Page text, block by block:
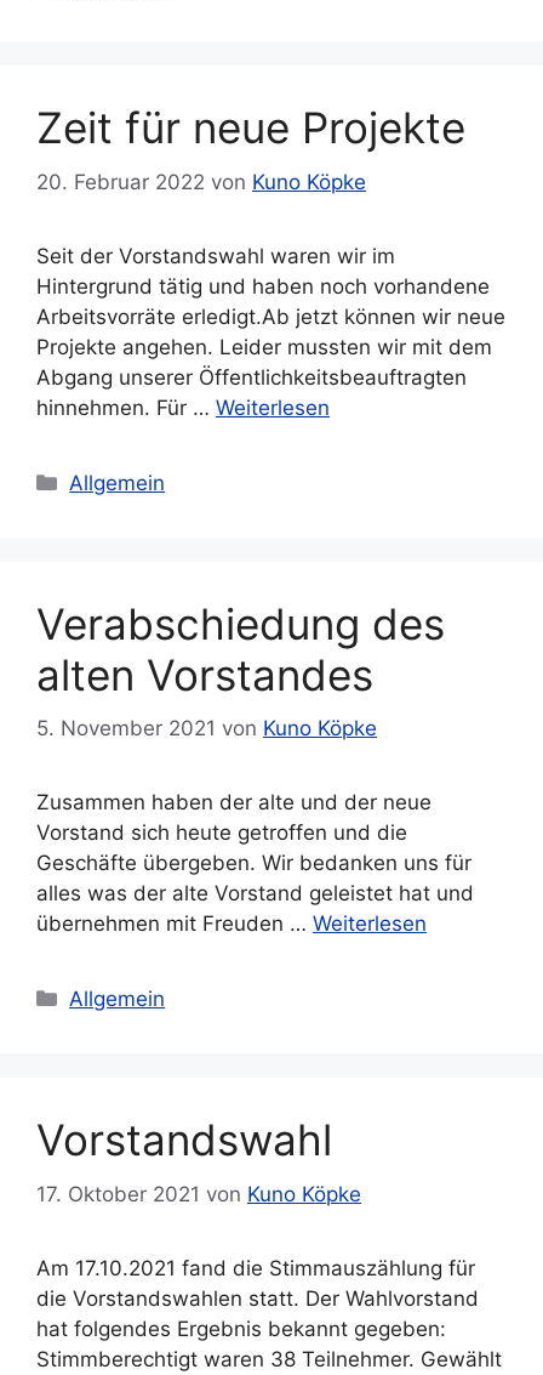
Zeit für neue Projekte
20. Februar 2022 von Kuno Köpke
Seit der Vorstandswahl waren wir im
Hintergrund tätig und haben noch vorhandene
Arbeitsvorräte erledigt.Ab jetzt können wir neue
Projekte angehen. Leider mussten wir mit dem
Abgang unserer Öffentlichkeitsbeauftragten
hinnehmen. Für … Weiterlesen
Kategorien
Allgemein
Verabschiedung des
alten Vorstandes
5. November 2021 von Kuno Köpke
Zusammen haben der alte und der neue
Vorstand sich heute getroffen und die
Geschäfte übergeben. Wir bedanken uns für
alles was der alte Vorstand geleistet hat und
übernehmen mit Freuden … Weiterlesen
Kategorien
Allgemein
Vorstandswahl
17. Oktober 2021 von Kuno Köpke
Am 17.10.2021 fand die Stimmauszählung für
die Vorstandswahlen statt. Der Wahlvorstand
hat folgendes Ergebnis bekannt gegeben:
Stimmberechtigt waren 38 Teilnehmer. Gewählt